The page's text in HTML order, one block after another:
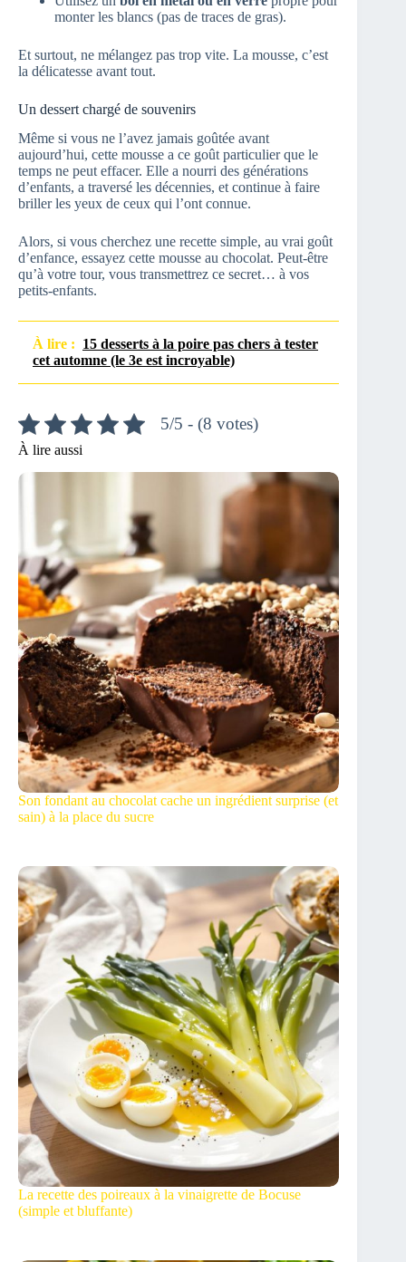
monter les blancs (pas de traces de gras).
Et surtout, ne mélangez pas trop vite. La mousse, c’est
la délicatesse avant tout.
Un dessert chargé de souvenirs
Même si vous ne l’avez jamais goûtée avant
aujourd’hui, cette mousse a ce goût particulier que le
temps ne peut effacer. Elle a nourri des générations
d’enfants, a traversé les décennies, et continue à faire
briller les yeux de ceux qui l’ont connue.
Alors, si vous cherchez une recette simple, au vrai goût
d’enfance, essayez cette mousse au chocolat. Peut-être
qu’à votre tour, vous transmettrez ce secret… à vos
petits-enfants.
À lire : 15 desserts à la poire pas chers à tester
cet automne (le 3e est incroyable)
5/5 - (8 votes)
À lire aussi
Son fondant au chocolat cache un ingrédient surprise (et
sain) à la place du sucre
La recette des poireaux à la vinaigrette de Bocuse
(simple et bluffante)